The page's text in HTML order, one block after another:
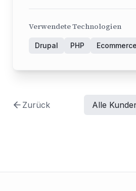
Verwendete Technologien
Drupal PHP Ecommerce
Zurück Alle